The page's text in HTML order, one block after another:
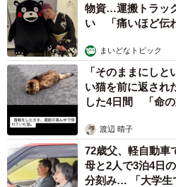
物資…運搬トラッ
い 「痛いほど伝
まいどなトピック
「そのままにし
い猫を前に返さ
した4日間 「命の
渡辺 晴子
72歳父、軽自動
母と2人で3泊4日
分刻み… 「大学生